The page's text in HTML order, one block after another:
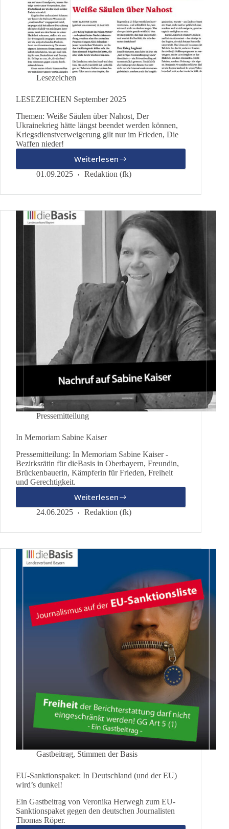
Lesezeichen
LESEZEICHEN September 2025
Themen: Weiße Säulen über Nahost, Der
Ukrainekrieg hätte längst beendet werden können,
Kriegsdienstverweigerung gilt nur im Frieden, Die
Waffen nieder!
WeiterlesenLESEZEICHEN
September
01.09.2025 Redaktion (fk)
Pressemitteilung
In Memoriam Sabine Kaiser
Pressemitteilung: In Memoriam Sabine Kaiser -
Bezirksrätin für dieBasis in Oberbayern, Freundin,
Brückenbauerin, Kämpferin für Frieden, Freiheit
und Gerechtigkeit.
Weiterlesen
In
Memoriam
Kaiser
24.06.2025 Redaktion (fk)
Gastbeitrag, Stimmen der Basis
EU-Sanktionspaket: In Deutschland (und der EU)
wird’s dunkel!
Ein Gastbeitrag von Veronika Herwegh zum EU-
Sanktionspaket gegen den deutschen Journalisten
Thomas Röper.